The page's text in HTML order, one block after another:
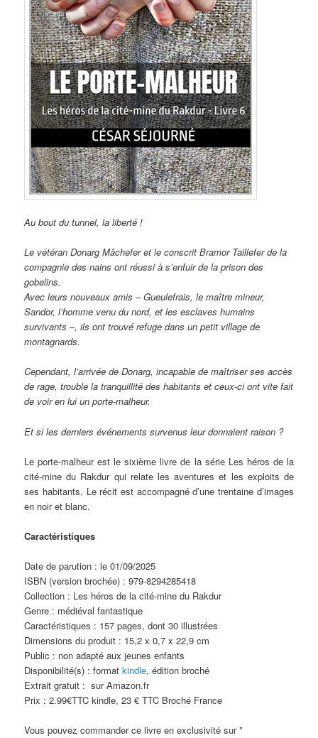
Au bout du tunnel, la liberté !
Le vétéran Donarg Mâchefer et le conscrit Bramor Taillefer de la
compagnie des nains ont réussi à s’enfuir de la prison des
gobelins.
Avec leurs nouveaux amis – Gueulefrais, le maître mineur,
Sandor, l’homme venu du nord, et les esclaves humains
survivants –, ils ont trouvé refuge dans un petit village de
montagnards.
Cependant, l’arrivée de Donarg, incapable de maîtriser ses accès
de rage, trouble la tranquillité des habitants et ceux-ci ont vite fait
de voir en lui un porte-malheur.
Et si les derniers événements survenus leur donnaient raison ?
Le porte-malheur est le sixième livre de la série Les héros de la
cité-mine du Rakdur qui relate les aventures et les exploits de
ses habitants. Le récit est accompagné d’une trentaine d’images
en noir et blanc.
Caractéristiques
Date de parution : le 01/09/2025
ISBN (version brochée) : 979-8294285418
Collection : Les héros de la cité-mine du Rakdur
Genre : médiéval fantastique
Caractéristiques : 157 pages, dont 30 illustrées
Dimensions du produit : 15,2 x 0,7 x 22,9 cm
Public : non adapté aux jeunes enfants
Disponibilité(s) : formatkindle, édition broché
Extrait gratuit : sur Amazon.fr
Prix : 2.99€TTC kindle, 23 € TTC Broché France
Vous pouvez commander ce livre en exclusivité sur *